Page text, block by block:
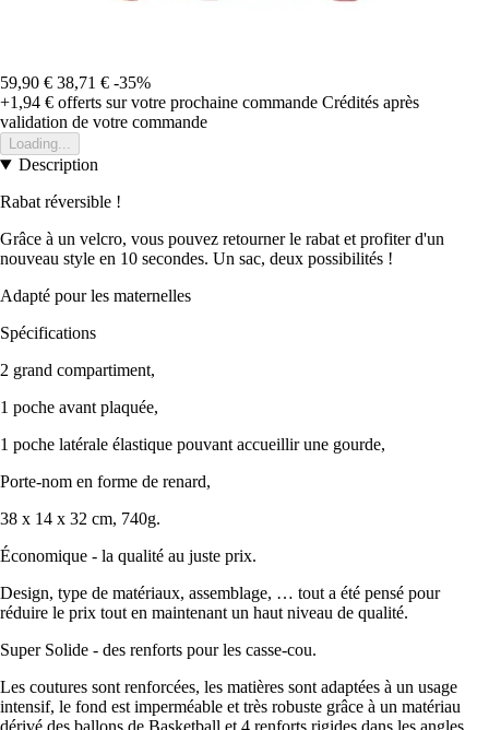
59,90 € 38,71 € -35%
+1,94 € offerts sur votre prochaine commande Crédités après
validation de votre commande
Loading...
Description
Rabat réversible !
Grâce à un velcro, vous pouvez retourner le rabat et profiter d'un
nouveau style en 10 secondes. Un sac, deux possibilités !
Adapté pour les maternelles
Spécifications
2 grand compartiment,
1 poche avant plaquée,
1 poche latérale élastique pouvant accueillir une gourde,
Porte-nom en forme de renard,
38 x 14 x 32 cm, 740g.
Économique - la qualité au juste prix.
Design, type de matériaux, assemblage, … tout a été pensé pour
réduire le prix tout en maintenant un haut niveau de qualité.
Super Solide - des renforts pour les casse-cou.
Les coutures sont renforcées, les matières sont adaptées à un usage
intensif, le fond est imperméable et très robuste grâce à un matériau